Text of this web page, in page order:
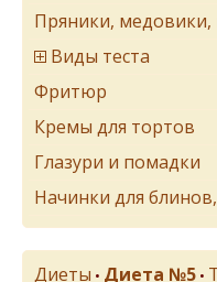
Пряники,
Виды теста
Фритюр
Кремы для тортов
Глазури и помадки
Начинки для
Диеты • Диета №5 •